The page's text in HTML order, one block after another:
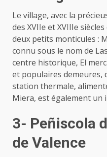
Le village, avec la
des XVIIe et XVIIIe
deux petits monticules :
connu sous le nom de
centre historique, El
et populaires demeures,
station thermale,
Miera, est également un
3- Peñiscola
de Valence